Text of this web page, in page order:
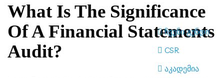
ჩვენი გუნდი
CSR
აკადემია
What Is The Significance
Of A Financial Statements
Audit?